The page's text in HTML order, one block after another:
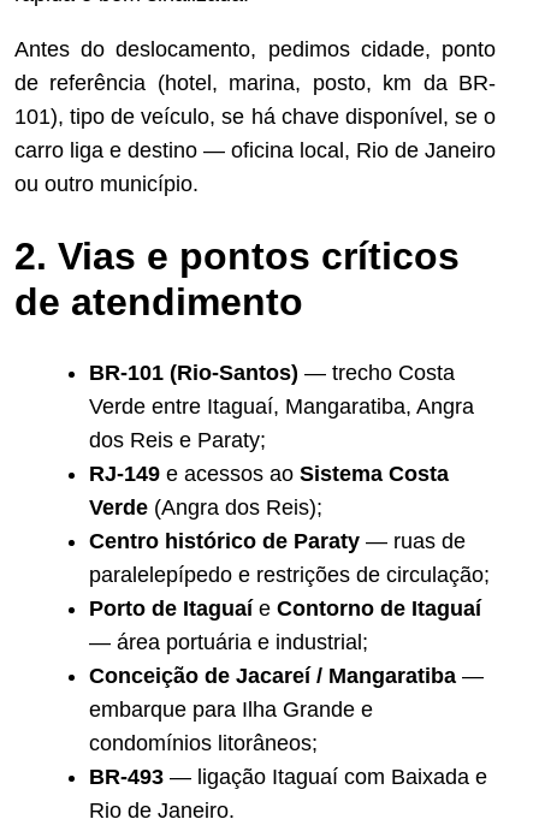
Antes do deslocamento, pedimos cidade, ponto
de referência (hotel, marina, posto, km da BR-
101), tipo de veículo, se há chave disponível, se o
carro liga e destino — oficina local, Rio de Janeiro
ou outro município.
2. Vias e pontos críticos
de atendimento
BR-101 (Rio-Santos) — trecho Costa
Verde entre Itaguaí, Mangaratiba, Angra
dos Reis e Paraty;
RJ-149 e acessos ao Sistema Costa
Verde (Angra dos Reis);
Centro histórico de Paraty — ruas de
paralelepípedo e restrições de circulação;
Porto de Itaguaí e Contorno de Itaguaí
— área portuária e industrial;
Conceição de Jacareí / Mangaratiba —
embarque para Ilha Grande e
condomínios litorâneos;
BR-493 — ligação Itaguaí com Baixada e
Rio de Janeiro.